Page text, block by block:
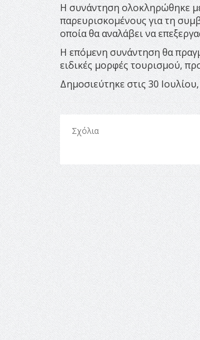
Η συνάντηση ολοκληρώθηκε
παρευρισκομένους για τη
οποία θα αναλάβει να
Η επόμενη συνάντηση θα
ειδικές μορφές τουρισμού,
Δημοσιεύτηκε στις 30
Σχόλια